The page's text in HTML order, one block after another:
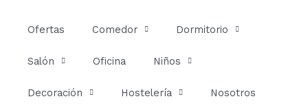
Ofertas Comedor Dormitorio
Salón Oficina Niños
Decoración Hostelería Nosotros